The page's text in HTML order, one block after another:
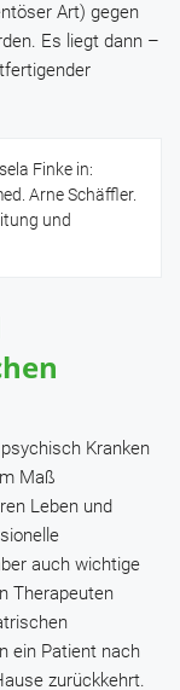
Art) gegen
Es liegt dann –
Finke in:
Arne Schäffler.
und
Kranken
Maß
Leben und
auch wichtige
Therapeuten
ein Patient nach
zurückkehrt.